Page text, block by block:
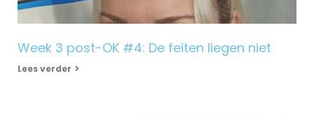
Week 3 post-OK #4: De feiten liegen niet
Lees verder